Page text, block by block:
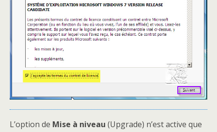
L’option de Mise à niveau (Upgrade) n’est active que